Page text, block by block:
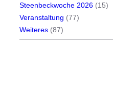
Steenbeckwoche 2026 (15)
Veranstaltung (77)
Weiteres (87)